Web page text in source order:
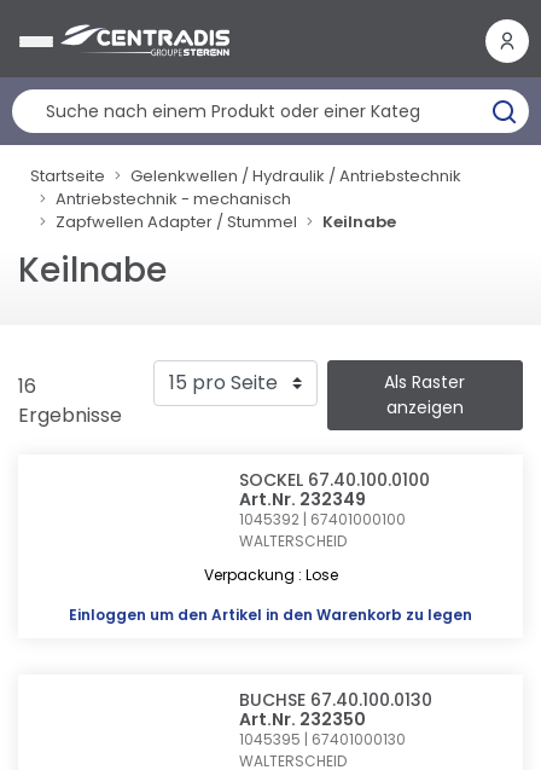
Startseite
Gelenkwellen / Hydraulik / Antriebstechnik
Antriebstechnik - mechanisch
Zapfwellen Adapter / Stummel
Keilnabe
Keilnabe
16
Ergebnisse
Als Raster
anzeigen
SOCKEL 67.40.100.0100
Art.Nr. 232349
1045392 | 67401000100
WALTERSCHEID
Verpackung : Lose
Einloggen um den Artikel in den Warenkorb zu legen
BUCHSE 67.40.100.0130
Art.Nr. 232350
1045395 | 67401000130
WALTERSCHEID